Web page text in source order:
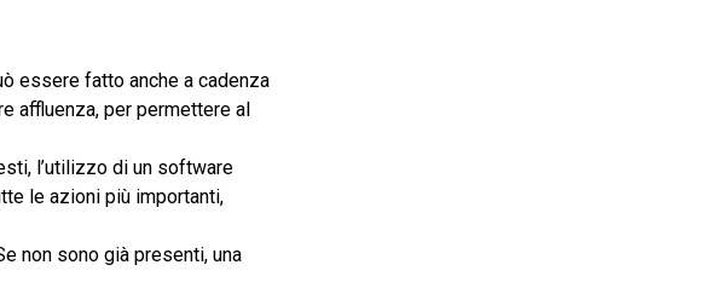
essere fatto anche a cadenza
affluenza, per permettere al
l’utilizzo di un software
le azioni più importanti,
non sono già presenti, una